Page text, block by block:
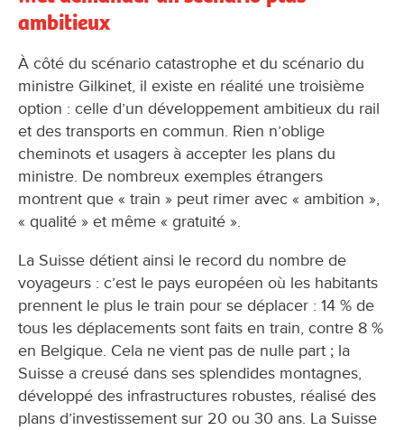
ambitieux
À côté du scénario catastrophe et du scénario du
ministre Gilkinet, il existe en réalité une troisième
option : celle d’un développement ambitieux du rail
et des transports en commun. Rien n’oblige
cheminots et usagers à accepter les plans du
ministre. De nombreux exemples étrangers
montrent que « train » peut rimer avec « ambition »,
« qualité » et même « gratuité ».
La Suisse détient ainsi le record du nombre de
voyageurs : c’est le pays européen où les habitants
prennent le plus le train pour se déplacer : 14 % de
tous les déplacements sont faits en train, contre 8 %
en Belgique. Cela ne vient pas de nulle part ; la
Suisse a creusé dans ses splendides montagnes,
développé des infrastructures robustes, réalisé des
plans d’investissement sur 20 ou 30 ans. La Suisse